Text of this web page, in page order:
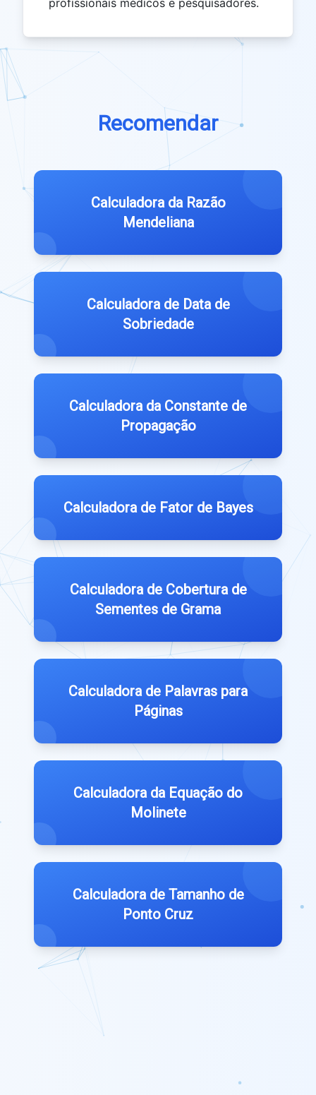
profissionais médicos e pesquisadores.
Recomendar
Calculadora da Razão
Mendeliana
Calculadora de Data de
Sobriedade
Calculadora da Constante de
Propagação
Calculadora de Fator de Bayes
Calculadora de Cobertura de
Sementes de Grama
Calculadora de Palavras para
Páginas
Calculadora da Equação do
Molinete
Calculadora de Tamanho de
Ponto Cruz